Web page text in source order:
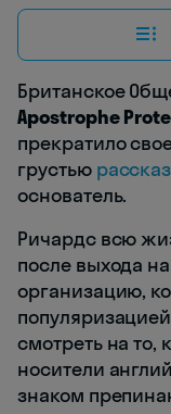
Британское
Apostrophe
прекратило
грустью
основатель.
Ричардс всю
после выхода
организацию,
смотреть на то,
носители
знаком